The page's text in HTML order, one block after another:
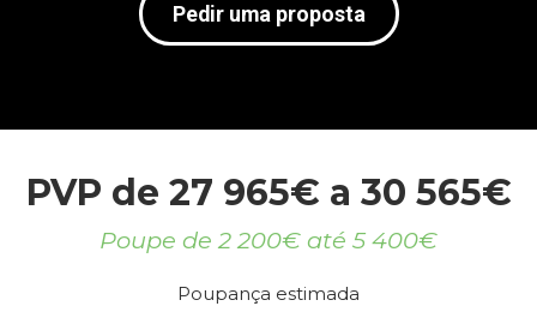
Pedir uma proposta
PVP de 27 965€ a 30 565€
Poupe de 2 200€ até 5 400€
Poupança estimada